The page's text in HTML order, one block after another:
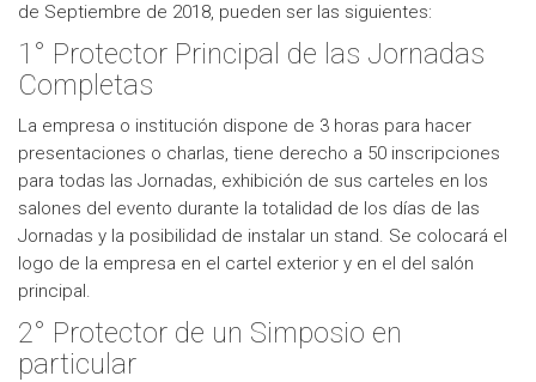
de Septiembre de 2018, pueden ser las siguientes:
1° Protector Principal de las Jornadas
Completas
La empresa o institución dispone de 3 horas para hacer
presentaciones o charlas, tiene derecho a 50 inscripciones
para todas las Jornadas, exhibición de sus carteles en los
salones del evento durante la totalidad de los días de las
Jornadas y la posibilidad de instalar un stand. Se colocará el
logo de la empresa en el cartel exterior y en el del salón
principal.
2° Protector de un Simposio en
particular